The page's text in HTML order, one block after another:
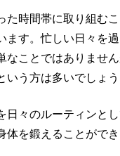
た時間帯に取り組む
ます。忙しい日々を
なことではありませ
いう方は多いでしょう
日々のルーティンと
体を鍛えることができ